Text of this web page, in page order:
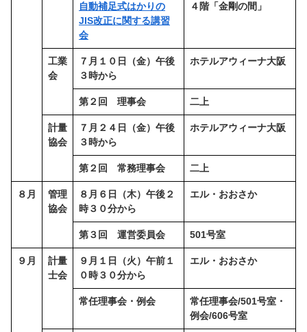
自動補足式はかりの
JIS改正に関する講習
会
４階「金剛の間」
工業
会
７月１０日（金）午後
３時から
ホテルアウィーナ大阪
第２回 理事会 二上
計量
協会
７月２４日（金）午後
３時から
ホテルアウィーナ大阪
第２回 常務理事会 二上
８月
管理
協会
８月６日（木）午後２
時３０分から
エル・おおさか
第３回 運営委員会 501号室
９月
計量
士会
９月１日（火）午前１
０時３０分から
エル・おおさか
常任理事会・例会
常任理事会/501号室・
例会/606号室